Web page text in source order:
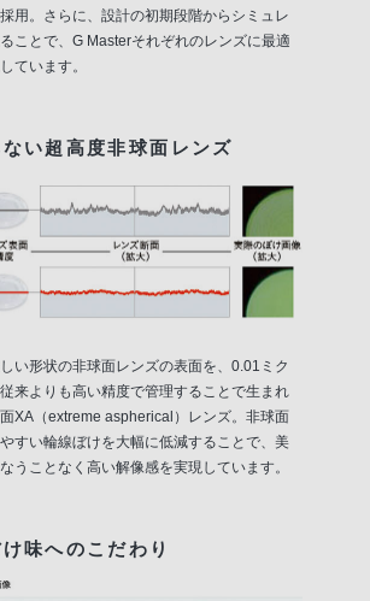
用。さらに、設計の初期段階からシミュレ
ことで、G Masterそれぞれのレンズに最適
ています。
い超高度非球面レンズ
い形状の非球面レンズの表面を、0.01ミク
来よりも高い精度で管理することで生まれ
XA（extreme aspherical）レンズ。非球面
すい輪線ぼけを大幅に低減することで、美
うことなく高い解像感を実現しています。
味へのこだわり